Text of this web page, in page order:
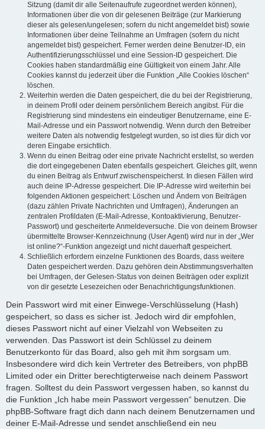
Sitzung (damit dir alle Seitenaufrufe zugeordnet werden können),
Informationen über die von dir gelesenen Beiträge (zur Markierung
dieser als gelesen/ungelesen; sofern du nicht angemeldet bist) sowie
Informationen über deine Teilnahme an Umfragen (sofern du nicht
angemeldet bist) gespeichert. Ferner werden deine Benutzer-ID, ein
Authentifizierungsschlüssel und eine Session-ID gespeichert. Die
Cookies haben standardmäßig eine Gültigkeit von einem Jahr. Alle
Cookies kannst du jederzeit über die Funktion „Alle Cookies löschen“
löschen.
Weiterhin werden die Daten gespeichert, die du bei der Registrierung,
in deinem Profil oder deinem persönlichem Bereich angibst. Für die
Registrierung sind mindestens ein eindeutiger Benutzername, eine E-
Mail-Adresse und ein Passwort notwendig. Wenn durch den Betreiber
weitere Daten als notwendig festgelegt wurden, so ist dies für dich vor
deren Eingabe ersichtlich.
Wenn du einen Beitrag oder eine private Nachricht erstellst, so werden
die dort eingegebenen Daten ebenfalls gespeichert. Gleiches gilt, wenn
du einen Beitrag als Entwurf zwischenspeicherst. In diesen Fällen wird
auch deine IP-Adresse gespeichert. Die IP-Adresse wird weiterhin bei
folgenden Aktionen gespeichert: Löschen und Ändern von Beiträgen
(dazu zählen Private Nachrichten und Umfragen), Änderungen an
zentralen Profildaten (E-Mail-Adresse, Kontoaktivierung, Benutzer-
Passwort) und gescheiterte Anmeldeversuche. Die von deinem Browser
übermittelte Browser-Kennzeichnung (User Agent) wird nur in der „Wer
ist online?“-Funktion angezeigt und nicht dauerhaft gespeichert.
Schließlich erfordern einzelne Funktionen des Boards, dass weitere
Daten gespeichert werden. Dazu gehören dein Abstimmungsverhalten
bei Umfragen, der Gelesen-Status von deinen Beiträgen oder explizit
von dir gesetzte Lesezeichen oder Benachrichtigungsfunktionen.
Dein Passwort wird mit einer Einwege-Verschlüsselung (Hash)
gespeichert, so dass es sicher ist. Jedoch wird dir empfohlen,
dieses Passwort nicht auf einer Vielzahl von Webseiten zu
verwenden. Das Passwort ist dein Schlüssel zu deinem
Benutzerkonto für das Board, also geh mit ihm sorgsam um.
Insbesondere wird dich kein Vertreter des Betreibers, von phpBB
Limited oder ein Dritter berechtigterweise nach deinem Passwort
fragen. Solltest du dein Passwort vergessen haben, so kannst du
die Funktion „Ich habe mein Passwort vergessen“ benutzen. Die
phpBB-Software fragt dich dann nach deinem Benutzernamen und
deiner E-Mail-Adresse und sendet anschließend ein neu